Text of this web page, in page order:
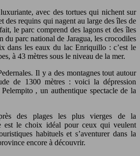
avec des tortues qui nichent sur
des requins qui nagent au large des îles de
le parc comprend des lagons et des îles
du parc national de Jaragua, les crocodiles
dans les eaux du lac Enriquillo : c’est le
à 43 mètres sous le niveau de la mer.
Il y a des montagnes tout autour
de 1300 mètres : voici la dépression
, un authentique spectacle de la
des plages les plus vierges de la
est le choix idéal pour ceux qui veulent
habituels et s’aventurer dans la
encore à découvrir.